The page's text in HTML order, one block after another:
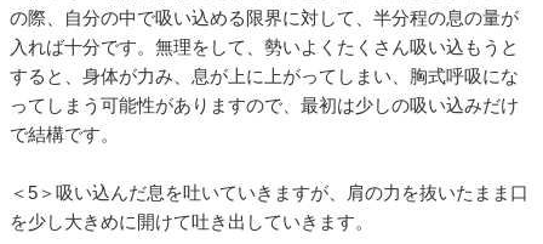
の際、自分の中で吸い込める限界に対して、半分程の息の量が
入れば十分です。無理をして、勢いよくたくさん吸い込もうと
すると、身体が力み、息が上に上がってしまい、胸式呼吸にな
ってしまう可能性がありますので、最初は少しの吸い込みだけ
で結構です。
＜5＞吸い込んだ息を吐いていきますが、肩の力を抜いたまま口
を少し大きめに開けて吐き出していきます。